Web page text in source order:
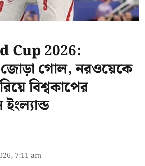
Cup 2026:
জোড়া গোল, নরওয়েকে
বিশ্বকাপের
7:11 am